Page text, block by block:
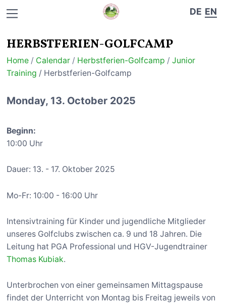
DE EN
HERBSTFERIEN-GOLFCAMP
Home / Calendar / Herbstferien-Golfcamp / Junior
Training / Herbstferien-Golfcamp
Monday, 13. October 2025
Beginn:
10:00 Uhr
Dauer: 13. - 17. Oktober 2025
Mo-Fr: 10:00 - 16:00 Uhr
Intensivtraining für Kinder und jugendliche Mitglieder
unseres Golfclubs zwischen ca. 9 und 18 Jahren. Die
Leitung hat PGA Professional und HGV-Jugendtrainer
Thomas Kubiak.
Unterbrochen von einer gemeinsamen Mittagspause
findet der Unterricht von Montag bis Freitag jeweils von